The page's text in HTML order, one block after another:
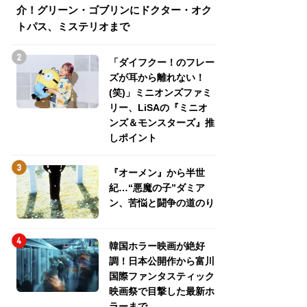
介！グリーン・ゴブリンにドクター・オク
トパス、ミステリオまで
「ダイフクー！のフレー
ズが耳から離れない！
(笑)」ミニオンズファミ
リー、LiSAの『ミニオ
ンズ＆モンスターズ』推
しポイント
『オーメン』から半世
紀…“悪魔の子”ダミア
ン、苦悩と闘争の道のり
韓国ホラー映画が絶好
調！日本公開作から富川
国際ファンタスティック
映画祭で目撃した最新ホ